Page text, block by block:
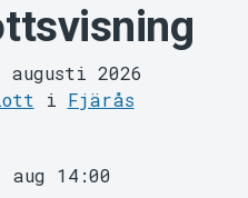
augusti 2026
i Fjärås
14:00